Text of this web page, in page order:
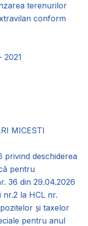
terenurilor
conform
2021
MICESTI
privind deschiderea
pentru
36 din 29.04.2026
la HCL nr.
și taxelor
pentru anul